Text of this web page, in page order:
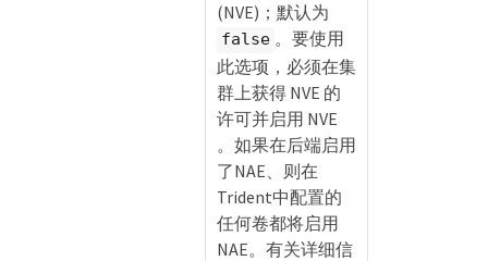
(NVE)；默认为
false 。要使用
此选项，必须在集
群上获得 NVE 的
许可并启用 NVE
。如果在后端启用
了NAE、则在
Trident中配置的
任何卷都将启用
NAE。有关详细信